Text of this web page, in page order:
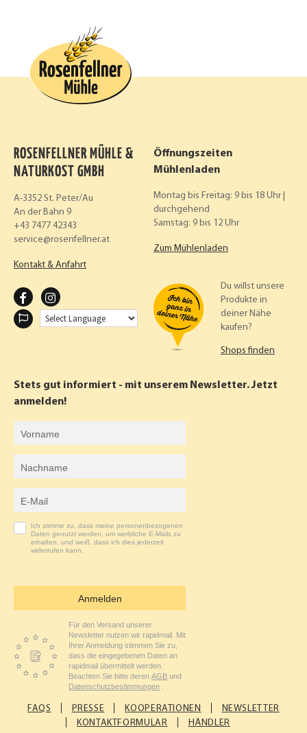
ROSENFELLNER MÜHLE &
NATURKOST GMBH
A-3352 St. Peter/Au
An der Bahn 9
+43 7477 42343
service
rosenfellner.at
Kontakt & Anfahrt
F
O
O
N
A
R
Öffnungszeiten
Mühlenladen
Montag bis Freitag: 9 bis 18 Uhr |
durchgehend
Samstag: 9 bis 12 Uhr
Zum Mühlenladen
Du willst unsere
Produkte in
deiner Nähe
kaufen?
Shops finden
Stets gut informiert - mit unserem Newsletter. Jetzt
anmelden!
Ich stimme zu, dass meine personenbezogenen
Daten genutzt werden, um werbliche E-Mails zu
erhalten, und weiß, dass ich dies jederzeit
widerrufen kann.
Anmelden
Für den Versand unserer
Newsletter nutzen wir rapidmail. Mit
Ihrer Anmeldung stimmen Sie zu,
dass die eingegebenen Daten an
rapidmail übermittelt werden.
Beachten Sie bitte deren AGB und
Datenschutzbestimmungen
FAQS PRESSE KOOPERATIONEN
NEWSLETTER
KONTAKTFORMULAR
HÄNDLER